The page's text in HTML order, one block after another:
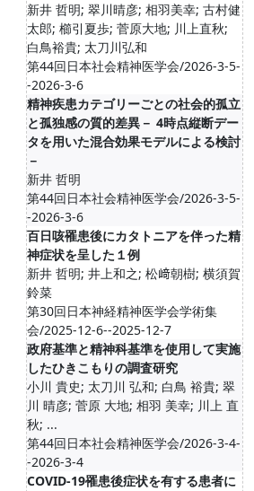
新井 哲明; 翠川晴彦; 相羽美幸; 古村健
太郎; 櫛引夏歩; 菅原大地; 川上直秋;
白鳥裕貴; 太刀川弘和
第44回日本社会精神医学会/2026-3-5-
-2026-3-6
精神疾患カテゴリーごとの社会的孤立
と孤独感の質的差異－ 4時点縦断デー
タを用いた混合効果モデルによる検討
－
新井 哲明
第44回日本社会精神医学会/2026-3-5-
-2026-3-6
百日咳罹患後にカタトニアを伴った精
神症状を呈した１例
新井 哲明; 井上和之; 松﨑朝樹; 横須賀
鈴菜
第30回日本神経精神医学会学術集
会/2025-12-6--2025-12-7
政府基準と精神科基準を使用して実施
したひきこもりの調査研究
小川 貴史; 太刀川 弘和; 白鳥 裕貴; 翠
川 晴彦; 菅原 大地; 相羽 美幸; 川上 直
秋; ...
第44回日本社会精神医学会/2026-3-4-
-2026-3-4
COVID-19罹患後症状を有する患者に